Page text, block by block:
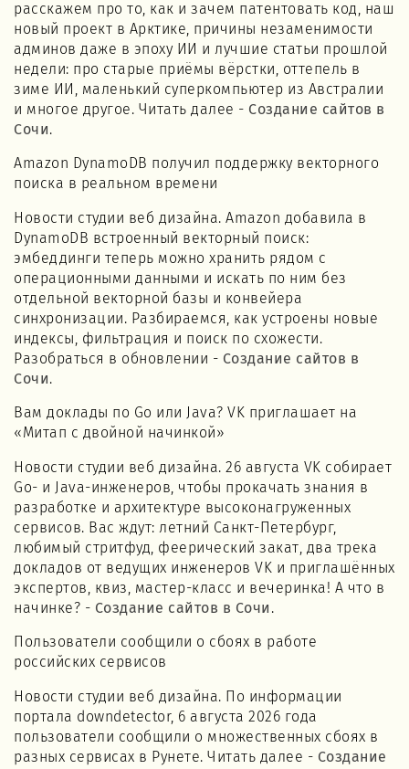
расскажем про то, как и зачем патентовать код, наш
новый проект в Арктике, причины незаменимости
админов даже в эпоху ИИ и лучшие статьи прошлой
недели: про старые приёмы вёрстки, оттепель в
зиме ИИ, маленький суперкомпьютер из Австралии
и многое другое. Читать далее - Создание сайтов в
Сочи.
Amazon DynamoDB получил поддержку векторного
поиска в реальном времени
Новости студии веб дизайна. Amazon добавила в
DynamoDB встроенный векторный поиск:
эмбеддинги теперь можно хранить рядом с
операционными данными и искать по ним без
отдельной векторной базы и конвейера
синхронизации. Разбираемся, как устроены новые
индексы, фильтрация и поиск по схожести.
Разобраться в обновлении - Создание сайтов в
Сочи.
Вам доклады по Go или Java? VK приглашает на
«Митап с двойной начинкой»
Новости студии веб дизайна. 26 августа VK собирает
Go- и Java-инженеров, чтобы прокачать знания в
разработке и архитектуре высоконагруженных
сервисов. Вас ждут: летний Санкт-Петербург,
любимый стритфуд, феерический закат, два трека
докладов от ведущих инженеров VK и приглашённых
экспертов, квиз, мастер-класс и вечеринка! А что в
начинке? - Создание сайтов в Сочи .
Пользователи сообщили о сбоях в работе
российских сервисов
Новости студии веб дизайна. По информации
портала downdetector, 6 августа 2026 года
пользователи сообщили о множественных сбоях в
разных сервисах в Рунете. Читать далее - Создание